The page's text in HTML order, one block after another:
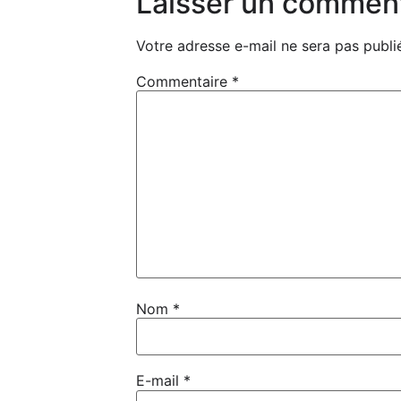
Votre adresse e-mail ne sera pas
Commentaire *
Nom *
E-mail *